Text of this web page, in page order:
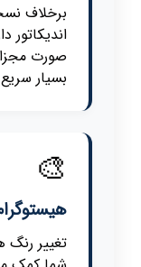
برخلاف
صورت
بسیار
🎨
تغییر رنگ